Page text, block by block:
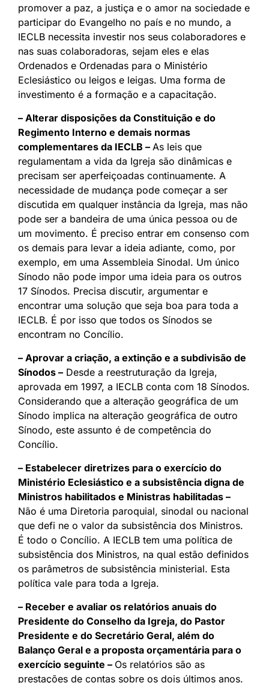
promover a paz, a justiça e o amor na sociedade e
participar do Evangelho no país e no mundo, a
IECLB necessita investir nos seus colaboradores e
nas suas colaboradoras, sejam eles e elas
Ordenados e Ordenadas para o Ministério
Eclesiástico ou leigos e leigas. Uma forma de
investimento é a formação e a capacitação.
– Alterar disposições da Constituição e do
Regimento Interno e demais normas
complementares da IECLB – As leis que
regulamentam a vida da Igreja são dinâmicas e
precisam ser aperfeiçoadas continuamente. A
necessidade de mudança pode começar a ser
discutida em qualquer instância da Igreja, mas não
pode ser a bandeira de uma única pessoa ou de
um movimento. É preciso entrar em consenso com
os demais para levar a ideia adiante, como, por
exemplo, em uma Assembleia Sinodal. Um único
Sínodo não pode impor uma ideia para os outros
17 Sínodos. Precisa discutir, argumentar e
encontrar uma solução que seja boa para toda a
IECLB. É por isso que todos os Sínodos se
encontram no Concílio.
– Aprovar a criação, a extinção e a subdivisão de
Sínodos – Desde a reestruturação da Igreja,
aprovada em 1997, a IECLB conta com 18 Sínodos.
Considerando que a alteração geográfica de um
Sínodo implica na alteração geográfica de outro
Sínodo, este assunto é de competência do
Concílio.
– Estabelecer diretrizes para o exercício do
Ministério Eclesiástico e a subsistência digna de
Ministros habilitados e Ministras habilitadas –
Não é uma Diretoria paroquial, sinodal ou nacional
que defi ne o valor da subsistência dos Ministros.
É todo o Concílio. A IECLB tem uma política de
subsistência dos Ministros, na qual estão definidos
os parâmetros de subsistência ministerial. Esta
política vale para toda a Igreja.
– Receber e avaliar os relatórios anuais do
Presidente do Conselho da Igreja, do Pastor
Presidente e do Secretário Geral, além do
Balanço Geral e a proposta orçamentária para o
exercício seguinte – Os relatórios são as
prestações de contas sobre os dois últimos anos.